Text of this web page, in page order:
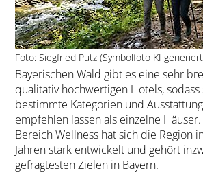
Foto: Siegfried Putz (Symbolfoto KI
Bayerischen Wald gibt es eine sehr
qualitativ hochwertigen Hotels,
bestimmte Kategorien und
empfehlen lassen als einzelne
Bereich Wellness hat sich die Region
Jahren stark entwickelt und gehört
gefragtesten Zielen in Bayern.